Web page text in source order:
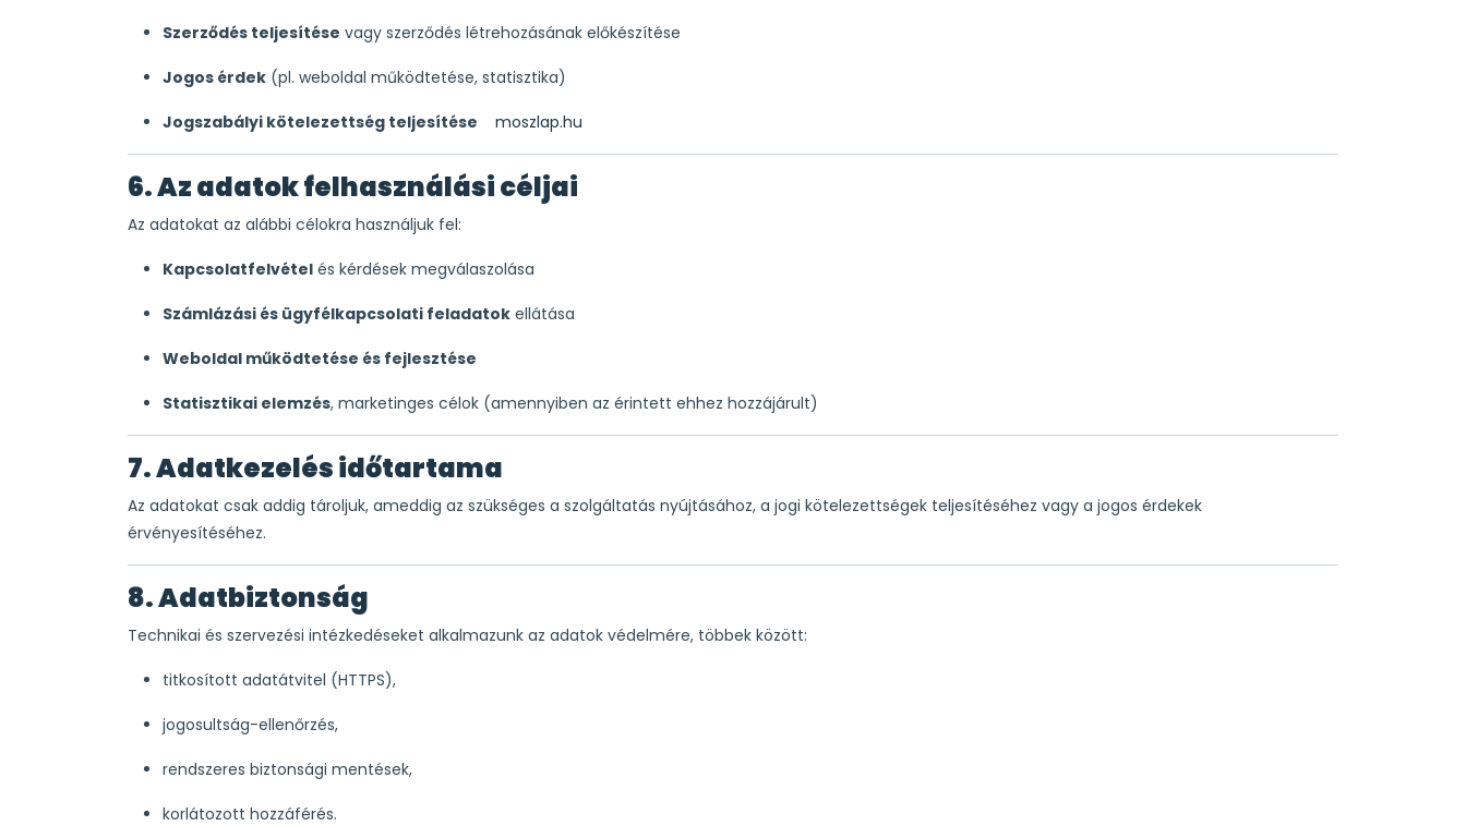
Szerződés teljesítése vagy szerződés létrehozásának előkészítése
Jogos érdek (pl. weboldal működtetése, statisztika)
Jogszabályi kötelezettség teljesítése moszlap.hu
6. Az adatok felhasználási céljai
Az adatokat az alábbi célokra használjuk fel:
Kapcsolatfelvétel és kérdések megválaszolása
Számlázási és ügyfélkapcsolati feladatok ellátása
Weboldal működtetése és fejlesztése
Statisztikai elemzés, marketinges célok (amennyiben az érintett ehhez hozzájárult)
7. Adatkezelés időtartama
Az adatokat csak addig tároljuk, ameddig az szükséges a szolgáltatás nyújtásához, a jogi kötelezettségek teljesítéséhez vagy a jogos érdekek
érvényesítéséhez.
8. Adatbiztonság
Technikai és szervezési intézkedéseket alkalmazunk az adatok védelmére, többek között:
titkosított adatátvitel (HTTPS),
jogosultság-ellenőrzés,
rendszeres biztonsági mentések,
korlátozott hozzáférés.